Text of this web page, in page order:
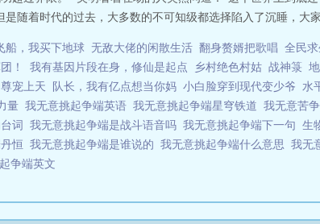
随着时代的过去，大多数的不可知级都选择陷入了沉睡，大
船，我买下地球 无敌大佬的闲散生活 翻身赘婿把歌唱 全民
！ 我有基因片段在身，修仙是起点 乡村绝色村姑 战神箓
宠上天 队长，我有亿点想当你妈 小白脸穿到现代变少爷 水
量 我无意挑起争端英语 我无意挑起争端星穹铁道 我无意苦
词 我无意挑起争端是战斗语音吗 我无意挑起争端下一句 生
恒 我无意挑起争端是谁说的 我无意挑起争端什么意思 我无
争端英文